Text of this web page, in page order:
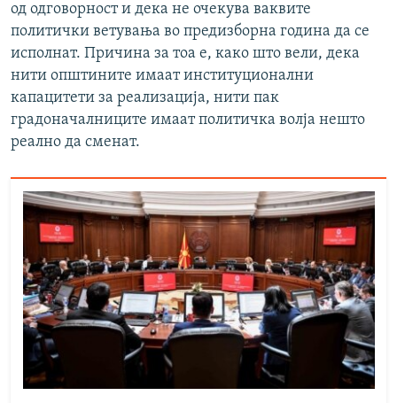
од одговорност и дека не очекува ваквите
политички ветувања во предизборна година да се
исполнат. Причина за тоа е, како што вели, дека
нити општините имаат институционални
капацитети за реализација, нити пак
градоначалниците имаат политичка волја нешто
реално да сменат.